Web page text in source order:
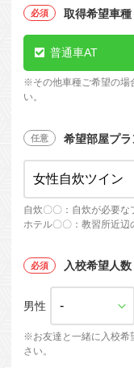
取得希望車種
普通車AT
※その他車種ご希望の場
い。
希望部屋プラ
自炊〇〇：自炊が必要な
ホテル〇〇：教習所近辺
入校希望人数
男性
※お友達と一緒に入校希
さい。